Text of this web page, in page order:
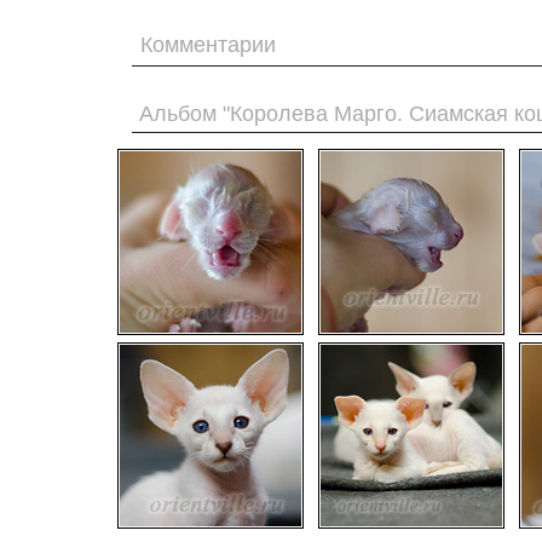
Комментарии
Альбом "Королева Марго. Сиамская